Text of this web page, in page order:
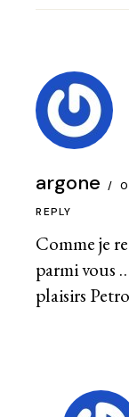
argone
Comme je
parmi vous
plaisirs
REPLY